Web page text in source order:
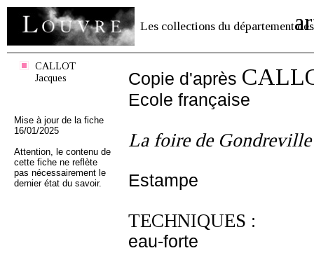
Les collections du département des
CALLOT
Jacques
Mise à jour de la fiche
16/01/2025
Attention, le contenu de
cette fiche ne reflète
pas nécessairement le
dernier état du savoir.
Copie d'après
Ecole française
La foire de Gondreville
Estampe
TECHNIQUES :
eau-forte